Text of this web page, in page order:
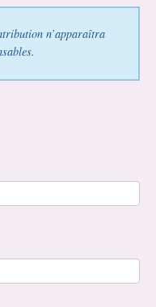
n’apparaîtra